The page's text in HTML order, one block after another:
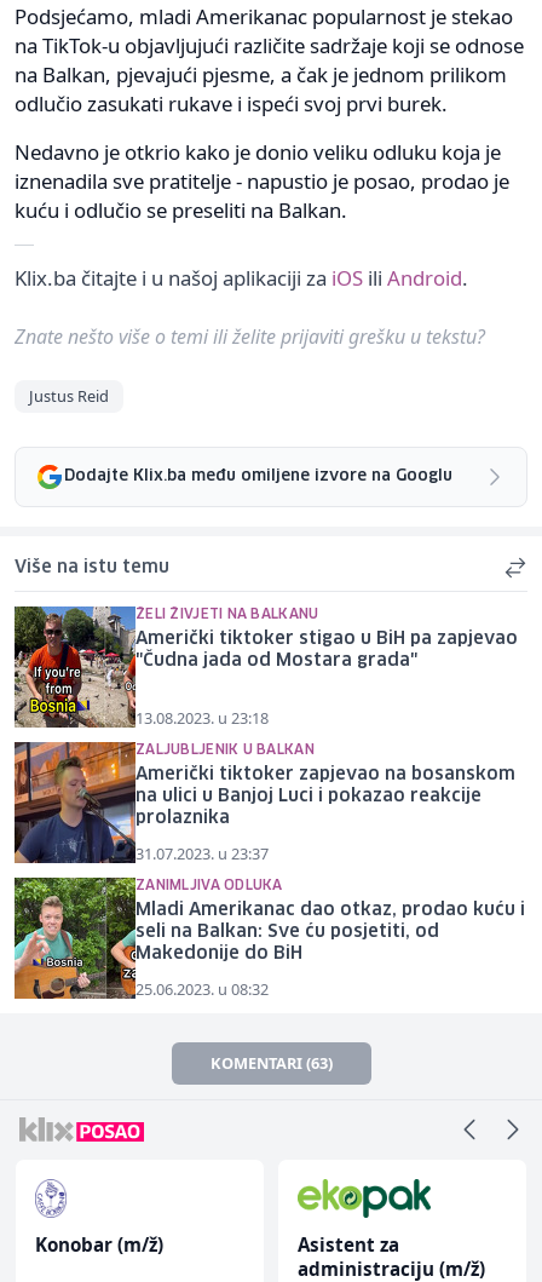
Podsjećamo, mladi Amerikanac popularnost je stekao
na TikTok-u objavljujući različite sadržaje koji se odnose
na Balkan, pjevajući pjesme, a čak je jednom prilikom
odlučio zasukati rukave i ispeći svoj prvi burek.
Nedavno je otkrio kako je donio veliku odluku koja je
iznenadila sve pratitelje - napustio je posao, prodao je
kuću i odlučio se preseliti na Balkan.
Klix.ba čitajte i u našoj aplikaciji za iOS ili Android.
Znate nešto više o temi ili želite prijaviti grešku u tekstu?
Justus Reid
Dodajte Klix.ba među omiljene izvore na Googlu
Više na istu temu
ŽELI ŽIVJETI NA BALKANU
Američki tiktoker stigao u BiH pa zapjevao
"Čudna jada od Mostara grada"
13.08.2023. u 23:18
ZALJUBLJENIK U BALKAN
Američki tiktoker zapjevao na bosanskom
na ulici u Banjoj Luci i pokazao reakcije
prolaznika
31.07.2023. u 23:37
ZANIMLJIVA ODLUKA
Mladi Amerikanac dao otkaz, prodao kuću i
seli na Balkan: Sve ću posjetiti, od
Makedonije do BiH
25.06.2023. u 08:32
KOMENTARI (63)
Konobar (m/ž)
Asistent za
administraciju (m/ž)